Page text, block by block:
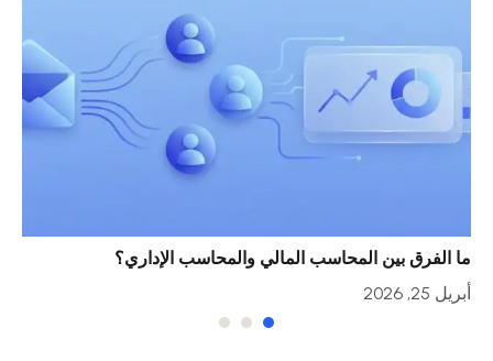
ما الفرق بين المحاسب المالي والمحاسب الإداري؟
أبريل 25, 2026